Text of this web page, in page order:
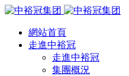
網站首頁
走進中裕冠
走進中裕冠
集團概況